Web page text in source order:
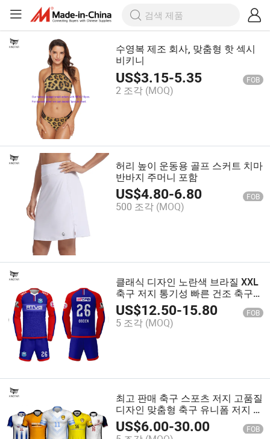
수영복 제조 회사, 맞춤형 핫 섹시
비키니
US$3.15-5.35 FOB
2 조각 (MOQ)
허리 높이 운동용 골프 스커트 치마
반바지 주머니 포함
US$4.80-6.80 FOB
500 조각 (MOQ)
클래식 디자인 노란색 브라질 XXL
축구 저지 통기성 빠른 건조 축구
저지
US$12.50-15.80 FOB
5 조각 (MOQ)
최고 판매 축구 스포츠 저지 고품질
디자인 맞춤형 축구 유니폼 저지 세
트
US$6.00-30.00 FOB